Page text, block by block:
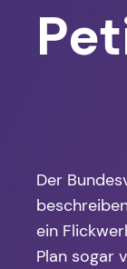
Der
ein
Plan sogar